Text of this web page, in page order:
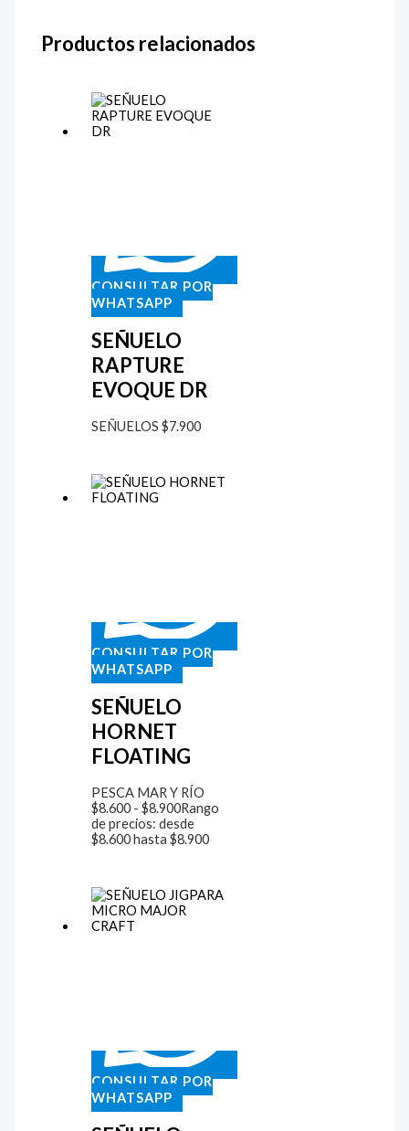
Productos relacionados
CONSULTAR POR
WHATSAPP
SEÑUELO
RAPTURE
EVOQUE DR
SEÑUELOS $7.900
CONSULTAR POR
WHATSAPP
SEÑUELO
HORNET
FLOATING
PESCA MAR Y RÍO
$8.600 - $8.900Rango
de precios: desde
$8.600 hasta $8.900
CONSULTAR POR
WHATSAPP